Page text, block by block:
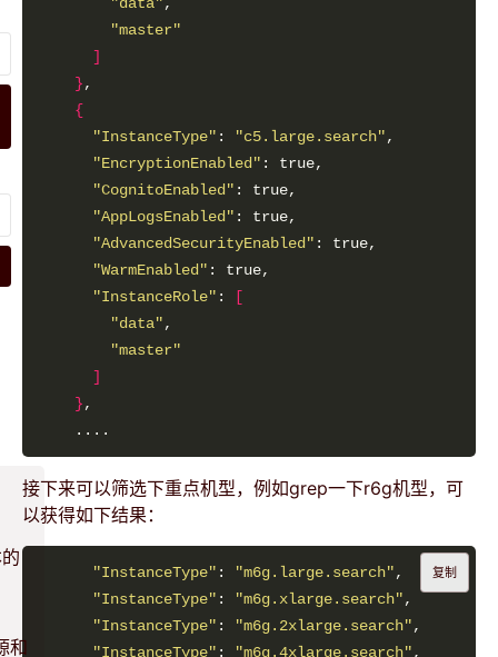
和
"master"
]
}
{
"InstanceType" : "c5.large.search"
"EncryptionEnabled"
"CognitoEnabled"
"AppLogsEnabled"
"AdvancedSecurityEnabled"
"WarmEnabled"
"InstanceRole" :
[
"data"
"master"
]
}
接下来可以筛选下重点机型，例如grep一下r6g机型，可
以获得如下结果：
"InstanceType" : "m6g.large.search"
"InstanceType" : "m6g.xlarge.search"
"InstanceType" : "m6g.2xlarge.search"
"InstanceType" : "m6g.4xlarge.search"
复制